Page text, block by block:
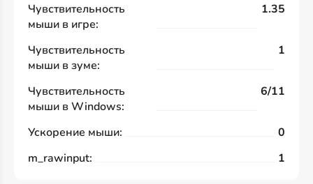
Чувствительность
мыши в игре:
1.35
Чувствительность
мыши в зуме:
1
Чувствительность
мыши в Windows:
6/11
Ускорение мыши:
0
m_rawinput:
1